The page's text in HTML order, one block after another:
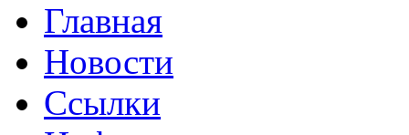
Главная
Новости
Ссылки